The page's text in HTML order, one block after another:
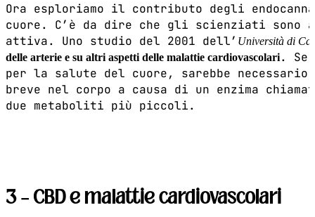
Ora esploriamo il contributo degli
cuore. C’è da dire che gli scienziati
attiva. Uno studio del 2001 dell’ Università di
delle arterie e su altri aspetti delle malattie cardiovascolari. Se
per la salute del cuore, sarebbe necessario
breve nel corpo a causa di un enzima
due metaboliti più piccoli.
3 – CBD e malattie cardiovascolari